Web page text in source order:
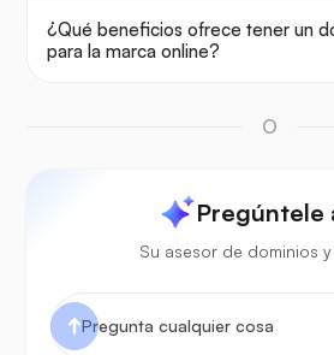
¿Qué beneficios ofrece tener un
para la marca online?
O
Pregúntele
Su asesor de dominios